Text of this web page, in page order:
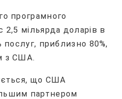
програмного
2,5 мільярда доларів в
послуг, приблизно 80%,
з США.
що США
партнером